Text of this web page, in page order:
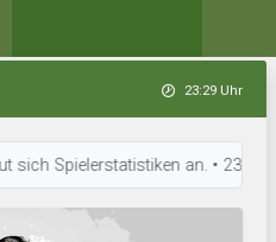
23:29 Uhr
Spielerstatistiken an. • 23:27